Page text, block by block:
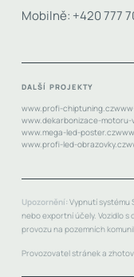
Mobilně: +420 777
DALŠÍ PROJEKTY
www.profi-chiptuning.cz
www.dekarbonizace-motoru-
www.mega-led-poster.cz
www.profi-led-obrazovky.cz
Upozornění: Vypnutí systému
nebo exportní účely. Vozidlo s
provozu na pozemních
Provozovatel stránek a